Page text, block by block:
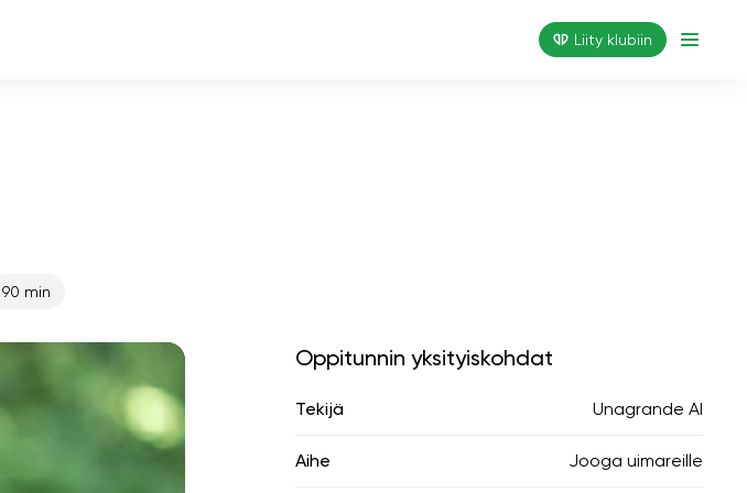
Liity klubiin
90 min
01:44
Oppitunnin yksityiskohdat
Tekijä Unagrande AI
Aihe Jooga uimareille